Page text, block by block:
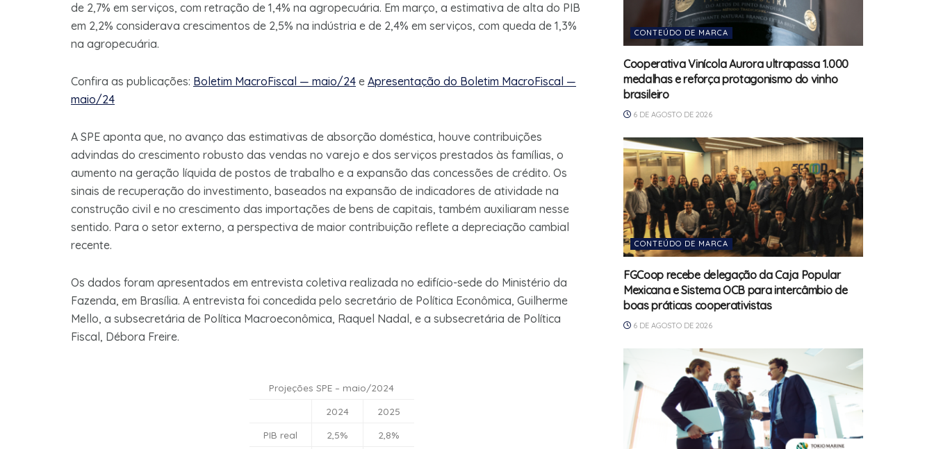
de 2,7% em serviços, com retração de 1,4% na agropecuária. Em março, a estimativa de alta do PIB
em 2,2% considerava crescimentos de 2,5% na indústria e de 2,4% em serviços, com queda de 1,3%
na agropecuária.
Confira as publicações: Boletim MacroFiscal — maio/24 e Apresentação do Boletim MacroFiscal —
maio/24
A SPE aponta que, no avanço das estimativas de absorção doméstica, houve contribuições
advindas do crescimento robusto das vendas no varejo e dos serviços prestados às famílias, o
aumento na geração líquida de postos de trabalho e a expansão das concessões de crédito. Os
sinais de recuperação do investimento, baseados na expansão de indicadores de atividade na
construção civil e no crescimento das importações de bens de capitais, também auxiliaram nesse
sentido. Para o setor externo, a perspectiva de maior contribuição reflete a depreciação cambial
recente.
Os dados foram apresentados em entrevista coletiva realizada no edifício-sede do Ministério da
Fazenda, em Brasília. A entrevista foi concedida pelo secretário de Política Econômica, Guilherme
Mello, a subsecretária de Política Macroeconômica, Raquel Nadal, e a subsecretária de Política
Fiscal, Débora Freire.
Projeções SPE – maio/2024
2024
2025
PIB real
2,5%
2,8%
CONTEÚDO DE MARCA
Cooperativa Vinícola Aurora ultrapassa 1.000
medalhas e reforça protagonismo do vinho
brasileiro
6 DE AGOSTO DE 2026
CONTEÚDO DE MARCA
FGCoop recebe delegação da Caja Popular
Mexicana e Sistema OCB para intercâmbio de
boas práticas cooperativistas
6 DE AGOSTO DE 2026